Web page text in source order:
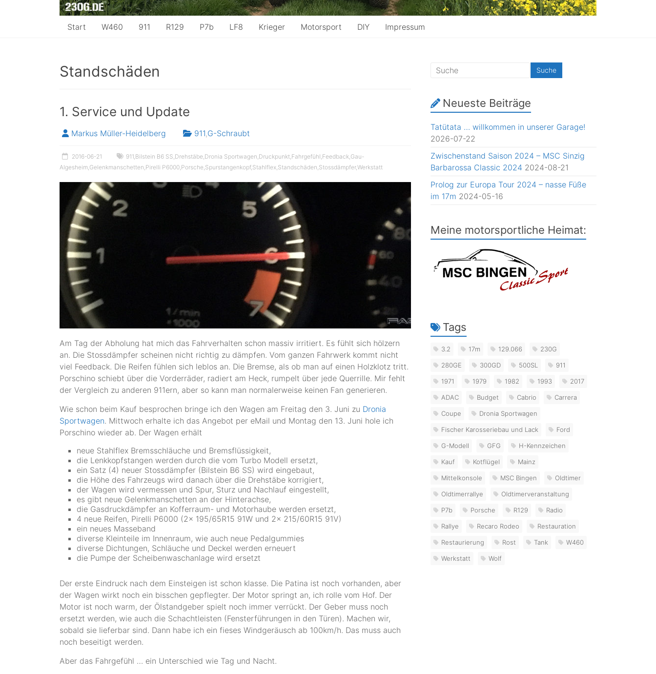
Start W460 911 R129 P7b LF8 Krieger Motorsport DIY Impressum
Standschäden
1. Service und Update
Markus Müller-Heidelberg 911,G-Schraubt
2016-06-21 911 Bilstein B6 SS Drehstäbe Dronia Sportwagen Druckpunkt Fahrgefühl Feedback Gau-
Algesheim Gelenkmanschetten Pirelli P6000 Porsche Spurstangenkopf, Stahlflex Standschäden Stossdämpfer,Werkstatt
Am Tag der Abholung hat mich das Fahrverhalten schon massiv irritiert. Es fühlt sich hölzern
an. Die Stossdämpfer scheinen nicht richtig zu dämpfen. Vom ganzen Fahrwerk kommt nicht
viel Feedback. Die Reifen fühlen sich leblos an. Die Bremse, als ob man auf einen Holzklotz tritt.
Porschino schiebt über die Vorderräder, radiert am Heck, rumpelt über jede Querrille. Mir fehlt
der Vergleich zu anderen 911ern, aber so kann man normalerweise keinen Fan generieren.
Wie schon beim Kauf besprochen bringe ich den Wagen am Freitag den 3. Juni zu Dronia
Sportwagen. Mittwoch erhalte ich das Angebot per eMail und Montag den 13. Juni hole ich
Porschino wieder ab. Der Wagen erhält
neue Stahlflex Bremsschläuche und Bremsflüssigkeit,
die Lenkkopfstangen werden durch die vom Turbo Modell ersetzt,
ein Satz (4) neuer Stossdämpfer (Bilstein B6 SS) wird eingebaut,
die Höhe des Fahrzeugs wird danach über die Drehstäbe korrigiert,
der Wagen wird vermessen und Spur, Sturz und Nachlauf eingestellt,
es gibt neue Gelenkmanschetten an der Hinterachse,
die Gasdruckdämpfer an Kofferraum- und Motorhaube werden ersetzt,
4 neue Reifen, Pirelli P6000 (2x 195/65R15 91W und 2x 215/60R15 91V)
ein neues Masseband
diverse Kleinteile im Innenraum, wie auch neue Pedalgummies
diverse Dichtungen, Schläuche und Deckel werden erneuert
die Pumpe der Scheibenwaschanlage wird ersetzt
Der erste Eindruck nach dem Einsteigen ist schon klasse. Die Patina ist noch vorhanden, aber
der Wagen wirkt noch ein bisschen gepflegter. Der Motor springt an, ich rolle vom Hof. Der
Motor ist noch warm, der Ölstandgeber spielt noch immer verrückt. Der Geber muss noch
ersetzt werden, wie auch die Schachtleisten (Fensterführungen in den Türen). Machen wir,
sobald sie lieferbar sind. Dann habe ich ein fieses Windgeräusch ab 100km/h. Das muss auch
noch beseitigt werden.
Aber das Fahrgefühl … ein Unterschied wie Tag und Nacht.
Neueste Beiträge
Tatütata … willkommen in unserer Garage!
2026-07-22
Zwischenstand Saison 2024 – MSC Sinzig
Barbarossa Classic 2024 2024-08-21
Prolog zur Europa Tour 2024 – nasse Füße
im 17m 2024-05-16
Meine motorsportliche Heimat:
Tags
3.2 17m 129.066 230G
280GE 300GD 500SL 911
1971 1979 1982 1993 2017
ADAC Budget Cabrio Carrera
Coupe Dronia Sportwagen
Fischer Karosseriebau und Lack Ford
G-Modell GFG H-Kennzeichen
Kauf Kotflügel Mainz
Mittelkonsole MSC Bingen Oldtimer
Oldtimerrallye Oldtimerveranstaltung
P7b Porsche R129 Radio
Rallye Recaro Rodeo Restauration
Restaurierung Rost Tank W460
Werkstatt Wolf